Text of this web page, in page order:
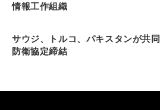
情報工作組織
サウジ、トルコ、パキスタンが共同
防衛協定締結